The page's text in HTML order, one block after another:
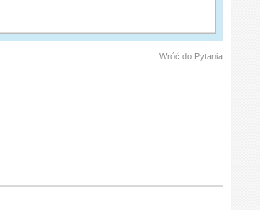
Wróć do Pytania